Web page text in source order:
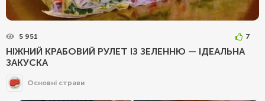
5 951 7
НІЖНИЙ КРАБОВИЙ РУЛЕТ ІЗ ЗЕЛЕННЮ — ІДЕАЛЬНА
ЗАКУСКА
Основні страви